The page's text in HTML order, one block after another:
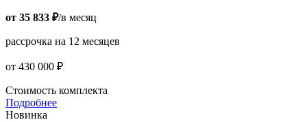
от 35 833 ₽/в месяц
рассрочка на 12 месяцев
от 430 000 ₽
Стоимость комплекта
Подробнее
Новинка